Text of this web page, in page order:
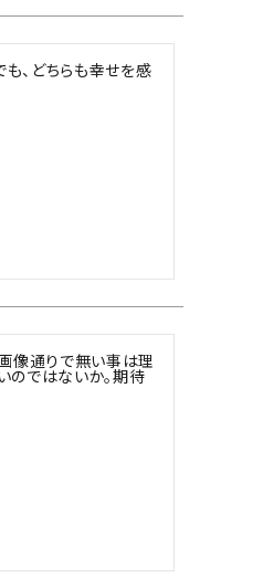
、どちらも幸せを感
像通りで無い事は理
のではないか。期待